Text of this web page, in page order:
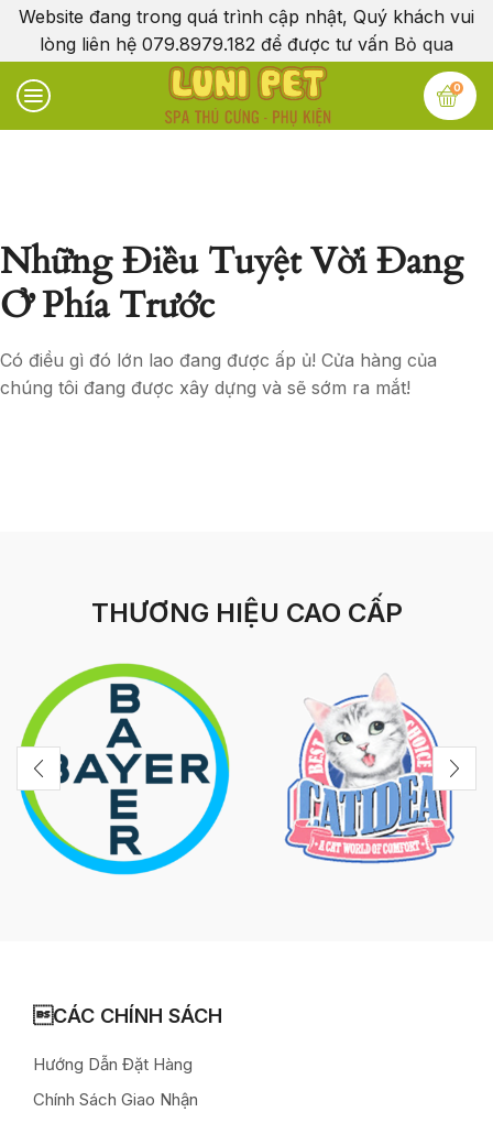
Website đang trong quá trình cập nhật, Quý khách vui
lòng liên hệ 079.8979.182 để được tư vấn Bỏ qua
0
Những Điều Tuyệt Vời Đang
Ở Phía Trước
Có điều gì đó lớn lao đang được ấp ủ! Cửa hàng của
chúng tôi đang được xây dựng và sẽ sớm ra mắt!
THƯƠNG HIỆU CAO CẤP
CÁC CHÍNH SÁCH
Hướng Dẫn Đặt Hàng
Chính Sách Giao Nhận